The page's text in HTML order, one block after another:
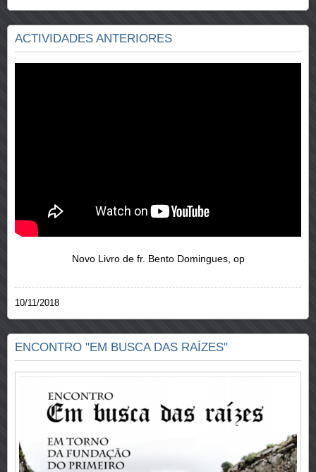
ACTIVIDADES ANTERIORES
Novo Livro de fr. Bento Domingues, op
10/11/2018
ENCONTRO "EM BUSCA DAS RAÍZES"